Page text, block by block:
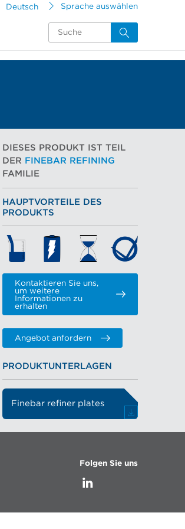
Deutsch Sprache auswählen
DIESES PRODUKT IST TEIL
DER FINEBAR REFINING
FAMILIE
HAUPTVORTEILE DES
PRODUKTS
Kontaktieren Sie uns,
um weitere
Informationen zu
erhalten
Angebot anfordern
PRODUKTUNTERLAGEN
Finebar refiner plates
Folgen Sie uns